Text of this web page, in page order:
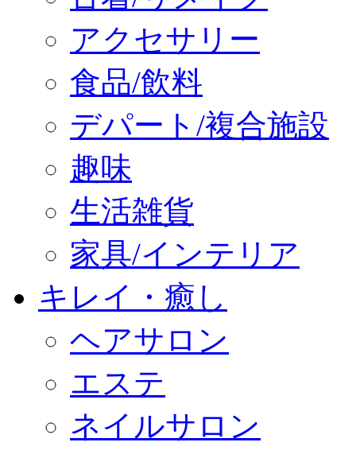
アクセサリー
食品/飲料
デパート/複合施設
趣味
生活雑貨
家具/インテリア
キレイ・癒し
ヘアサロン
エステ
ネイルサロン